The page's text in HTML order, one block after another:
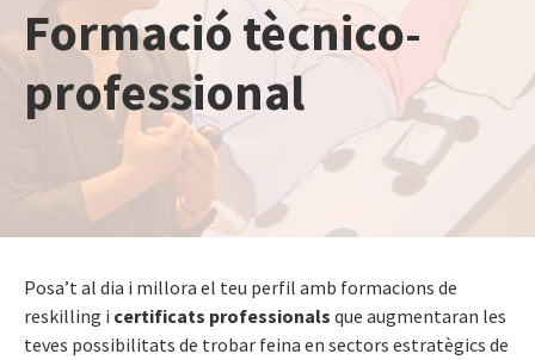
Formació tècnico-
professional
Posa’t al dia i millora el teu perfil amb formacions de
reskilling i certificats professionals que augmentaran les
teves possibilitats de trobar feina en sectors estratègics de